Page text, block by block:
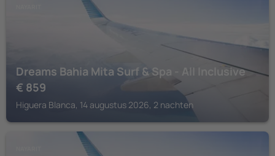
Dreams Bahia Mita Surf & Spa - All Inclusive
€ 859
Higuera Blanca, 14 augustus 2026, 2 nachten